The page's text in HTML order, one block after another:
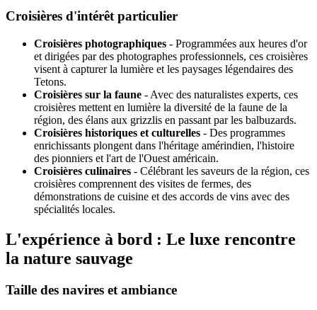
Croisières d'intérêt particulier
Croisières photographiques - Programmées aux heures d'or
et dirigées par des photographes professionnels, ces croisières
visent à capturer la lumière et les paysages légendaires des
Tetons.
Croisières sur la faune - Avec des naturalistes experts, ces
croisières mettent en lumière la diversité de la faune de la
région, des élans aux grizzlis en passant par les balbuzards.
Croisières historiques et culturelles - Des programmes
enrichissants plongent dans l'héritage amérindien, l'histoire
des pionniers et l'art de l'Ouest américain.
Croisières culinaires - Célébrant les saveurs de la région, ces
croisières comprennent des visites de fermes, des
démonstrations de cuisine et des accords de vins avec des
spécialités locales.
L'expérience à bord : Le luxe rencontre
la nature sauvage
Taille des navires et ambiance